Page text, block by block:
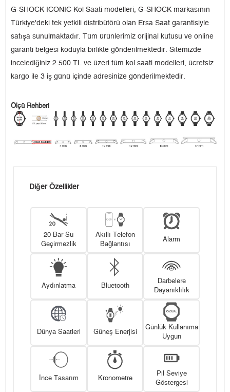
G-SHOCK ICONIC Kol Saati modelleri, G-SHOCK markasının
Türkiye'deki tek yetkili distribütörü olan Ersa Saat garantisiyle
satışa sunulmaktadır. Tüm ürünlerimiz orijinal kutusu ve online
garanti belgesi koduyla birlikte gönderilmektedir. Sitemizde
incelediğiniz 2.500 TL ve üzeri tüm kol saati modelleri, ücretsiz
kargo ile 3 iş günü içinde adresinize gönderilmektedir.
Ölçü Rehberi
Diğer Özellikler
20 Bar Su
Geçirmezlik
Akıllı Telefon
Bağlantısı
Alarm
Aydınlatma Bluetooth
Darbelere
Dayanıklılık
Dünya Saatleri Güneş Enerjisi
Günlük Kullanıma
Uygun
İnce Tasarım Kronometre
Pil Seviye
Göstergesi